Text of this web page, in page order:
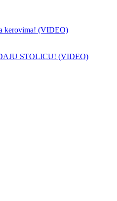
kerovima! (VIDEO)
STOLICU! (VIDEO)